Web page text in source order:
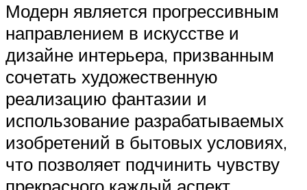
Модерн является прогрессивным
направлением в искусстве и
дизайне интерьера, призванным
сочетать художественную
реализацию фантазии и
использование разрабатываемых
изобретений в бытовых условиях,
что позволяет подчинить чувству